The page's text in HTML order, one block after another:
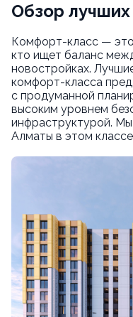
Обзор
Комфорт-класс —
кто ищет баланс
новостройках.
комфорт-класса
с продуманной
высоким уровнем
инфраструктурой.
Алматы в этом